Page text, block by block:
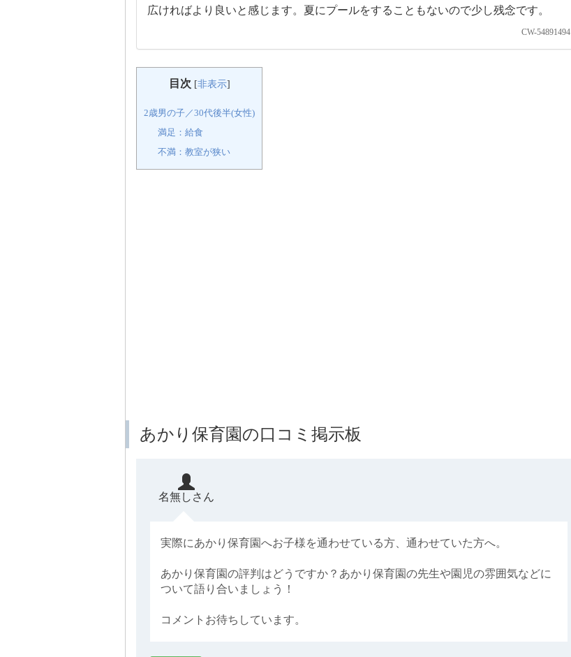
広ければより良いと感じます。夏にプールをすることもないので少し残念です。
CW-54891494
目次 [非表示]
2歳男の子／30代後半(女性)
満足：給食
不満：教室が狭い
あかり保育園の口コミ掲示板
名無しさん
実際にあかり保育園へお子様を通わせている方、通わせていた方へ。
あかり保育園の評判はどうですか？あかり保育園の先生や園児の雰囲気などに
ついて語り合いましょう！
コメントお待ちしています。